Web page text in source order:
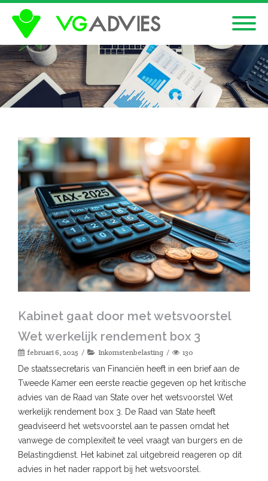
Kabinet gaat door met wetsvoorstel
Wet werkelijk rendement box 3
februari 6, 2025 Inkomstenbelasting 130
De staatssecretaris van Financiën heeft in een brief aan de
Tweede Kamer een eerste reactie gegeven op het kritische
advies van de Raad van State over het wetsvoorstel Wet
werkelijk rendement box 3. De Raad van State heeft
geadviseerd het wetsvoorstel aan te passen omdat het
vanwege de complexiteit te veel vraagt van burgers en de
Belastingdienst. Het kabinet zal uitgebreid reageren op dit
advies in het nader rapport bij het wetsvoorstel.